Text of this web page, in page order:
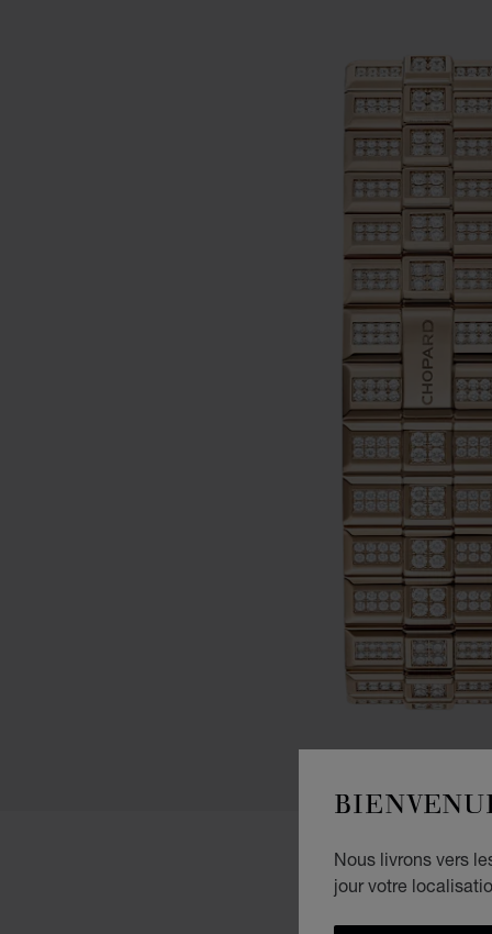
Nous livrons vers
jour votre